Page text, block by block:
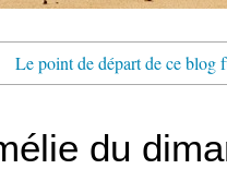
Le point de départ de ce blog
du